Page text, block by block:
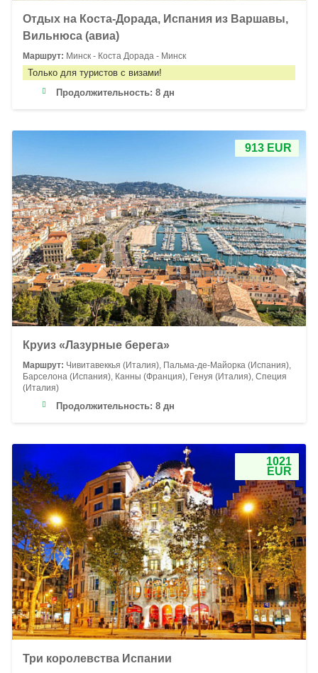
Отдых на Коста-Дорада, Испания из Варшавы,
Вильнюса (авиа)
Маршрут: Минск - Коста Дорада - Минск
Только для туристов с визами!
Продолжительность: 8 дн
913 EUR
Круиз «Лазурные берега»
Маршрут: Чивитавеккья (Италия), Пальма-де-Майорка (Испания),
Барселона (Испания), Канны (Франция), Генуя (Италия), Специя
(Италия)
Продолжительность: 8 дн
1021
EUR
Три королевства Испании